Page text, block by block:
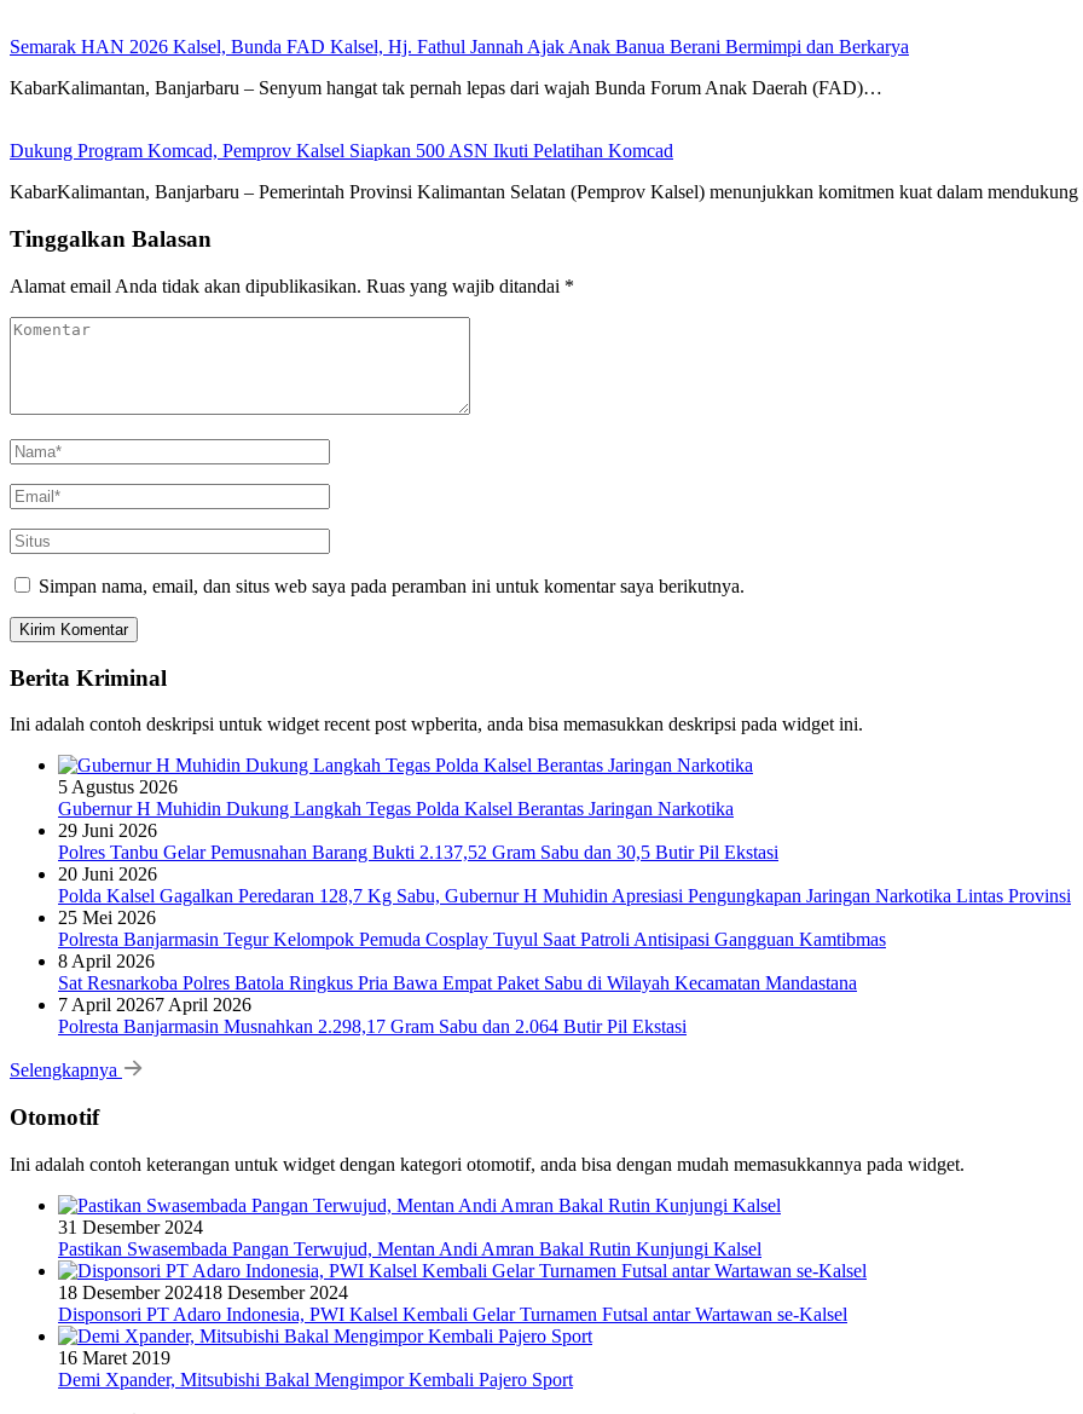
Semarak HAN 2026 Kalsel, Bunda FAD Kalsel, Hj. Fathul Jannah Ajak Anak Banua Berani Bermimpi dan Berkarya
KabarKalimantan, Banjarbaru – Senyum hangat tak pernah lepas dari wajah Bunda Forum Anak Daerah (FAD)…
Dukung Program Komcad, Pemprov Kalsel Siapkan 500 ASN Ikuti Pelatihan Komcad
KabarKalimantan, Banjarbaru – Pemerintah Provinsi Kalimantan Selatan (Pemprov Kalsel) menunjukkan komitmen kuat dalam
Tinggalkan Balasan
Alamat email Anda tidak akan dipublikasikan. Ruas yang wajib ditandai *
Simpan nama, email, dan situs web saya pada peramban ini untuk komentar saya berikutnya.
Berita Kriminal
Ini adalah contoh deskripsi untuk widget recent post wpberita, anda bisa memasukkan deskripsi pada widget ini.
5 Agustus 2026
Gubernur H Muhidin Dukung Langkah Tegas Polda Kalsel Berantas Jaringan Narkotika
29 Juni 2026
Polres Tanbu Gelar Pemusnahan Barang Bukti 2.137,52 Gram Sabu dan 30,5 Butir Pil Ekstasi
20 Juni 2026
Polda Kalsel Gagalkan Peredaran 128,7 Kg Sabu, Gubernur H Muhidin Apresiasi Pengungkapan Jaringan Narkotika Lintas Provinsi
25 Mei 2026
Polresta Banjarmasin Tegur Kelompok Pemuda Cosplay Tuyul Saat Patroli Antisipasi Gangguan Kamtibmas
8 April 2026
Sat Resnarkoba Polres Batola Ringkus Pria Bawa Empat Paket Sabu di Wilayah Kecamatan Mandastana
7 April 20267 April 2026
Polresta Banjarmasin Musnahkan 2.298,17 Gram Sabu dan 2.064 Butir Pil Ekstasi
Selengkapnya
Otomotif
Ini adalah contoh keterangan untuk widget dengan kategori otomotif, anda bisa dengan mudah memasukkannya pada widget.
31 Desember 2024
Pastikan Swasembada Pangan Terwujud, Mentan Andi Amran Bakal Rutin Kunjungi Kalsel
18 Desember 202418 Desember 2024
Disponsori PT Adaro Indonesia, PWI Kalsel Kembali Gelar Turnamen Futsal antar Wartawan se-Kalsel
16 Maret 2019
Demi Xpander, Mitsubishi Bakal Mengimpor Kembali Pajero Sport